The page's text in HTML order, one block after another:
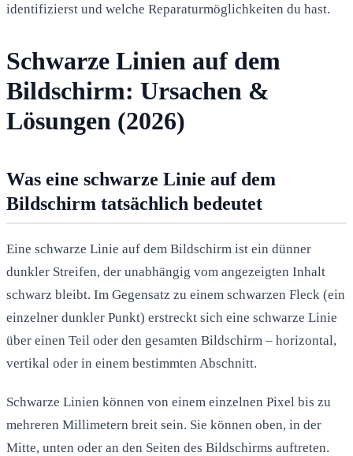
identifizierst und welche Reparaturmöglichkeiten du hast.
Schwarze Linien auf dem
Bildschirm: Ursachen &
Lösungen (2026)
Was eine schwarze Linie auf dem
Bildschirm tatsächlich bedeutet
Eine schwarze Linie auf dem Bildschirm ist ein dünner
dunkler Streifen, der unabhängig vom angezeigten Inhalt
schwarz bleibt. Im Gegensatz zu einem schwarzen Fleck (ein
einzelner dunkler Punkt) erstreckt sich eine schwarze Linie
über einen Teil oder den gesamten Bildschirm – horizontal,
vertikal oder in einem bestimmten Abschnitt.
Schwarze Linien können von einem einzelnen Pixel bis zu
mehreren Millimetern breit sein. Sie können oben, in der
Mitte, unten oder an den Seiten des Bildschirms auftreten.